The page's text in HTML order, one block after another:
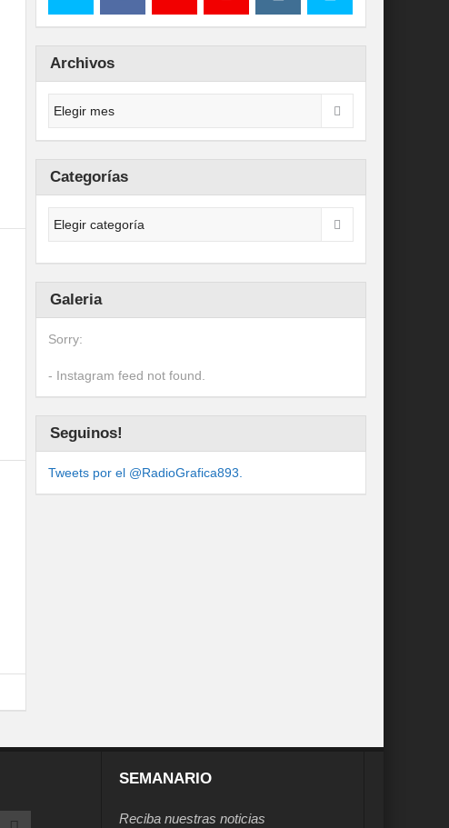
Archivos
Categorías
Galeria
Sorry:
- Instagram feed not found.
Seguinos!
Tweets por el @RadioGrafica893.
SEMANARIO
Reciba nuestras noticias